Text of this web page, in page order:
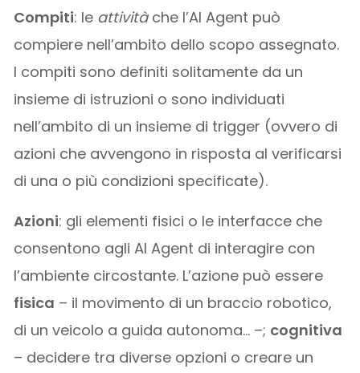
Compiti: le attivitàche l’AI Agent può
compiere nell’ambito dello scopo assegnato.
I compiti sono definiti solitamente da un
insieme di istruzioni o sono individuati
nell’ambito di un insieme di trigger (ovvero di
azioni che avvengono in risposta al verificarsi
di una o più condizioni specificate).
Azioni: gli elementi fisici o le interfacce che
consentono agli AI Agent di interagire con
l’ambiente circostante. L’azione può essere
fisica – il movimento di un braccio robotico,
di un veicolo a guida autonoma… –; cognitiva
– decidere tra diverse opzioni o creare un